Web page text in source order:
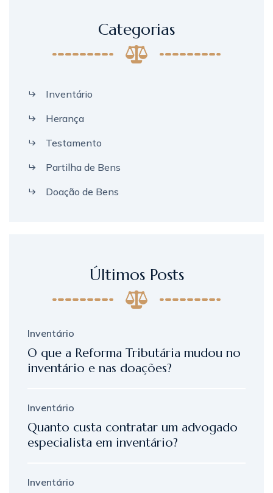
Categorias
Inventário
Herança
Testamento
Partilha de Bens
Doação de Bens
Últimos Posts
Inventário
O que a Reforma Tributária mudou no
inventário e nas doações?
Inventário
Quanto custa contratar um advogado
especialista em inventário?
Inventário